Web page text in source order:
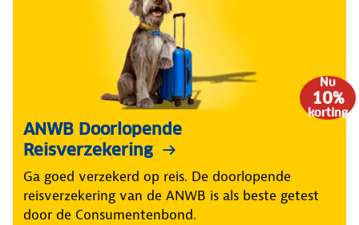
Nu
10%
korting
ANWB Doorlopende
Reisverzekering
Ga goed verzekerd op reis. De doorlopende
reisverzekering van de ANWB is als beste getest
door de Consumentenbond.